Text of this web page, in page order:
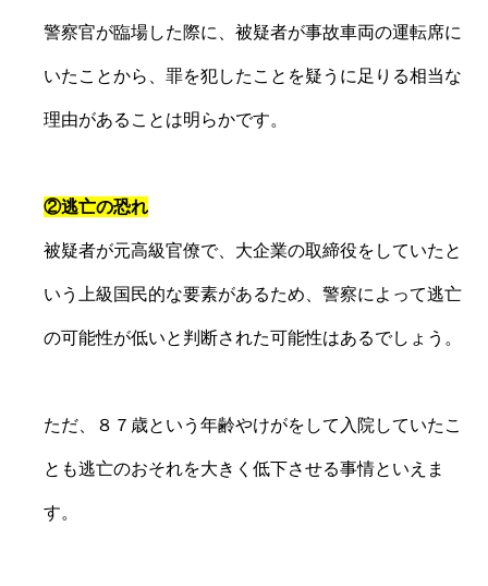
警察官が臨場した際に、被疑者が事故車両の運転席に
いたことから、罪を犯したことを疑うに足りる相当な
理由があることは明らかです。
②逃亡の恐れ
被疑者が元高級官僚で、大企業の取締役をしていたと
いう上級国民的な要素があるため、警察によって逃亡
の可能性が低いと判断された可能性はあるでしょう。
ただ、８７歳という年齢やけがをして入院していたこ
とも逃亡のおそれを大きく低下させる事情といえま
す。